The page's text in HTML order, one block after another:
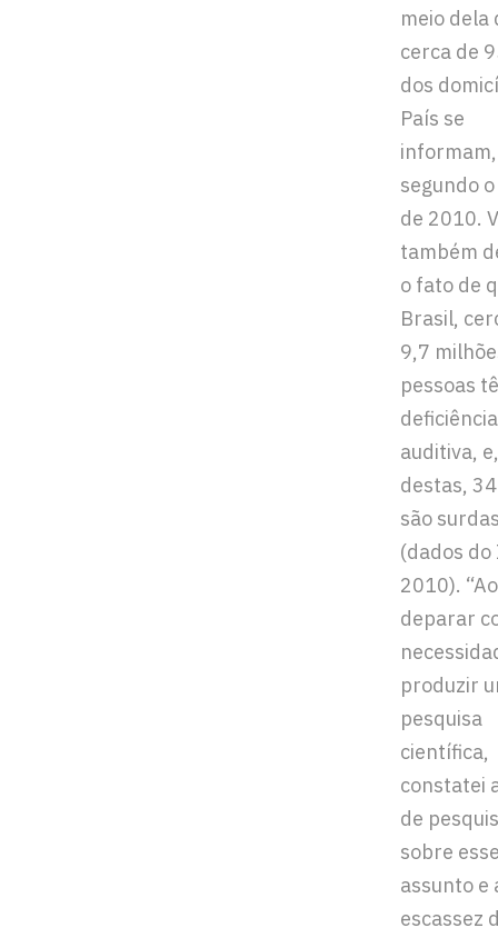
meio dela
cerca de
dos
País se
informam,
segundo
de 2010.
também
o fato de
Brasil,
9,7
pessoas
deficiência
auditiva, e,
destas,
são
(dados do
2010).
deparar
produzir
pesquisa
científica,
constatei
de
sobre
assunto e
escassez